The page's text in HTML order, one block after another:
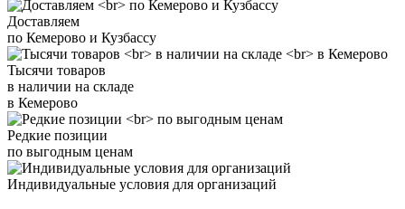
Доставляем
по Кемерово и Кузбассу
Тысячи товаров
в наличии на складе
в Кемерово
Редкие позиции
по выгодным ценам
Индивидуальные условия для организаций